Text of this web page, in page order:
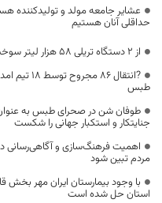
عشایر جامعه مولد و تولیدکننده
حداقلی آنان هستیم
از ۲ دستگاه تریلی ۵۸ هزار لیتر سوخت قاچاق در خراسان جنوبی توقیف شد
?انتقال
طبس
طوفان شن در صحرای طبس به عنوان
جنایتکار و استکبار جهانی را شکست
اهمیت فرهنگ‌سازی و آگاهی‌رسانی
مردم تبین شود
با وجود بیمارستان ایران مهر بخش
استان حل شده است